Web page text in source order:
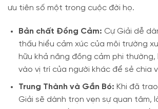
ưu tiên số một trong cuộc đời họ.
Bản chất Đồng Cảm: Cự Giải dễ
thấu hiểu cảm xúc của môi trường
hữu khả năng đồng cảm phi thường,
vào vị trí của người khác để sẻ chia
Trung Thành và Gắn Bó: Khi đã
Giải sẽ dành trọn vẹn sự quan tâm,